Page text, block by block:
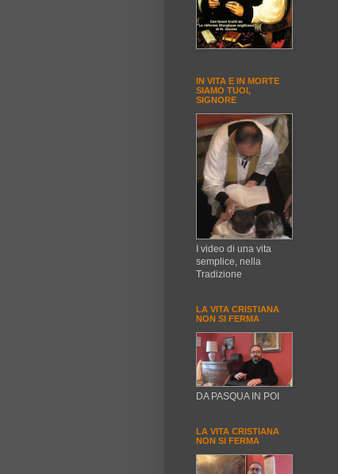
IN VITA E IN MORTE
SIAMO TUOI,
SIGNORE
I video di una vita
semplice, nella
Tradizione
LA VITA CRISTIANA
NON SI FERMA
DA PASQUA IN POI
LA VITA CRISTIANA
NON SI FERMA